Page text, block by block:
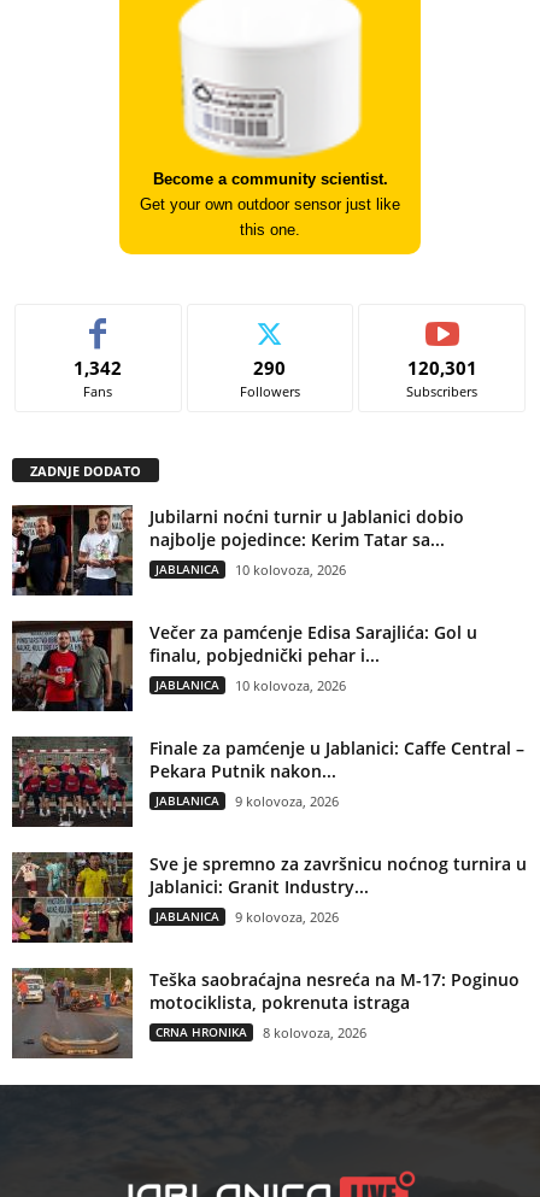
Become a community scientist.
Get your own outdoor sensor just like
this one.
1,342
Fans
290
Followers
120,301
Subscribers
ZADNJE DODATO
Jubilarni noćni turnir u Jablanici dobio
najbolje pojedince: Kerim Tatar sa...
JABLANICA 10 kolovoza, 2026
Večer za pamćenje Edisa Sarajlića: Gol u
finalu, pobjednički pehar i...
JABLANICA 10 kolovoza, 2026
Finale za pamćenje u Jablanici: Caffe Central –
Pekara Putnik nakon...
JABLANICA 9 kolovoza, 2026
Sve je spremno za završnicu noćnog turnira u
Jablanici: Granit Industry...
JABLANICA 9 kolovoza, 2026
Teška saobraćajna nesreća na M-17: Poginuo
motociklista, pokrenuta istraga
CRNA HRONIKA 8 kolovoza, 2026